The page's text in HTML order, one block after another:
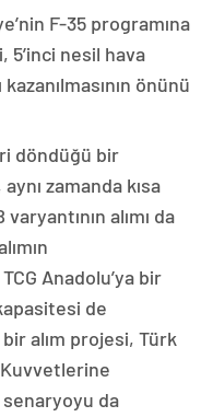
F-35 programına
5’inci nesil hava
önünü
döndüğü bir
zamanda kısa
alımı da
Anadolu’ya bir
de
alım projesi, Türk
da